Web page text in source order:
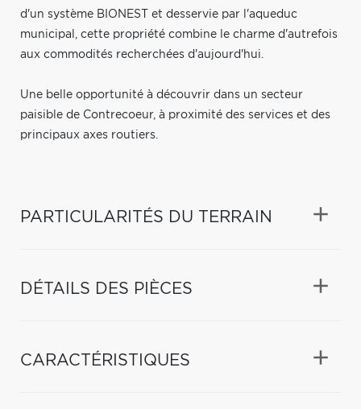
d'un système BIONEST et desservie par l'aqueduc
municipal, cette propriété combine le charme d'autrefois
aux commodités recherchées d'aujourd'hui.
Une belle opportunité à découvrir dans un secteur
paisible de Contrecoeur, à proximité des services et des
principaux axes routiers.
PARTICULARITÉS DU TERRAIN
DÉTAILS DES PIÈCES
CARACTÉRISTIQUES